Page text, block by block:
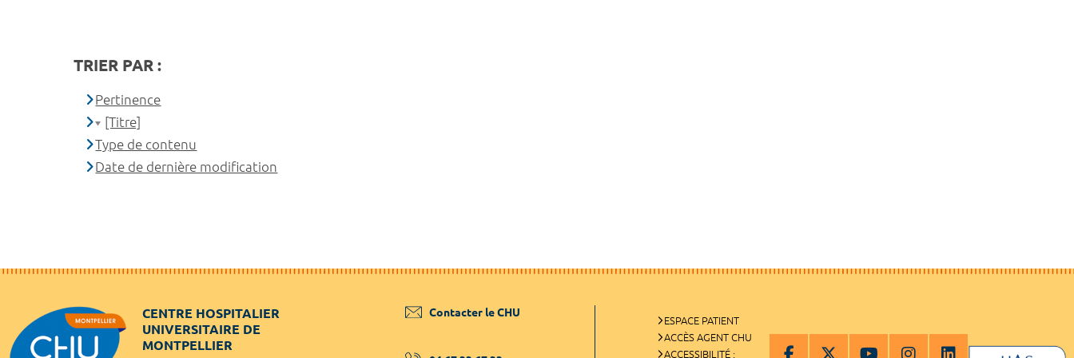
TRIER PAR :
Pertinence
[Titre]
Type de contenu
Date de dernière modification
CENTRE HOSPITALIER
UNIVERSITAIRE DE
MONTPELLIER
Contacter le CHU
ESPACE PATIENT
ACCÈS AGENT CHU
ACCESSIBILITÉ :